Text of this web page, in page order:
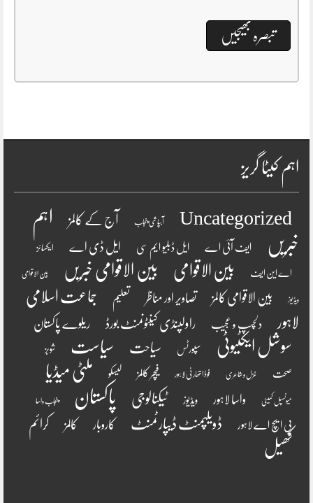
اہم کیٹا گریز
Uncategorized آبپاشی پنجاب آج کے کالمز
اہم
خبریں
ایف آئی اے ایل ڈبلیو ایم سی ایل ڈی اے ایکسائز
اے این ایف بین الاقوامی بین الاقوامی خبریں بین الاقوامی
ویڈیوز بین الاقوامی کالمز تصاویر اور مناظر تعلیم
جماعت اسلامی
لاہور
دلچسپ و عجیب راولپنڈی کینٹونمنٹ بورڈ ریلوے پاکستان
سوشل ایکٹیوٹی سپورٹس سیاحت سیاست شوبز
صحت غزل و شاعری فوڈ اتھارٹی لاہور فیچر کالمز لیسکو ملٹی میڈیا
میونسپل کمیٹی واسا لاہور ویڈیوز ٹیکنالوجی پاکستان پنجاب واسا
پی ایچ اے لاہور ڈویلپمنٹ ڈیپارٹمنٹ کاروبار کالمز کرائم
کھیل